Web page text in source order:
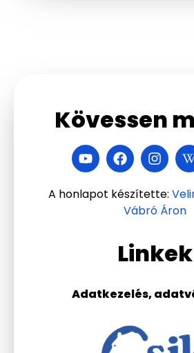
Linkek
Adatkezelés,
Kövessen
A honlapot készítette:
Vábró Áron